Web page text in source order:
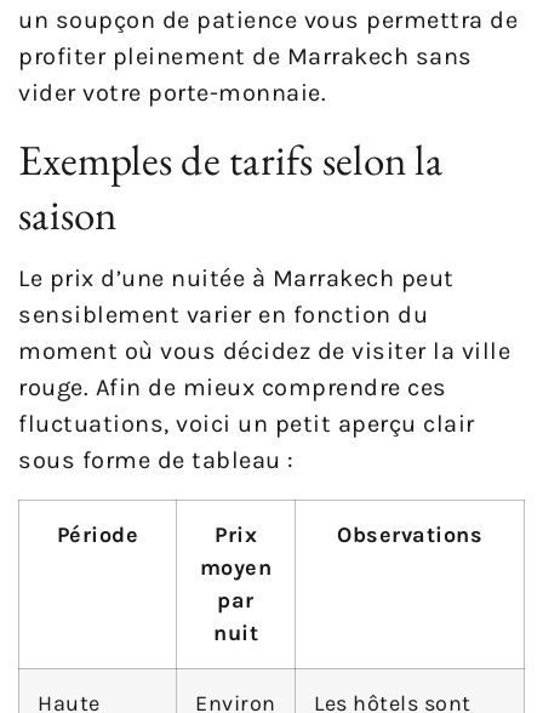
un soupçon de patience vous permettra de
profiter pleinement de Marrakech sans
vider votre porte-monnaie.
Exemples de tarifs selon la
saison
Le prix d’une nuitée à Marrakech peut
sensiblement varier en fonction du
moment où vous décidez de visiter la ville
rouge. Afin de mieux comprendre ces
fluctuations, voici un petit aperçu clair
sous forme de tableau :
Période
Prix
moyen
par
nuit
Observations
Haute
Environ
Les hôtels sont